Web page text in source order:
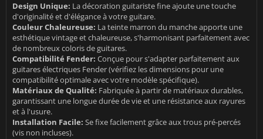
Design Unique: La décoration guitariste fine ajoute une touche
d'originalité et d'élégance à votre guitare.
Couleur Chaleureuse: La teinte marron du manche apporte une
esthétique vintage et chaleureuse, s'harmonisant parfaitement avec
de nombreux coloris de guitares.
Compatibilité Fender: Conçue pour s'adapter parfaitement aux
guitares électriques Fender (vérifiez les dimensions pour une
compatibilité optimale avec votre modèle spécifique).
Matériaux de Qualité: Fabriquée à partir de matériaux durables,
garantissant une longue durée de vie et une résistance aux rayures
et à l'usure.
Installation Facile: Se fixe facilement grâce aux trous pré-percés
(vis non incluses).